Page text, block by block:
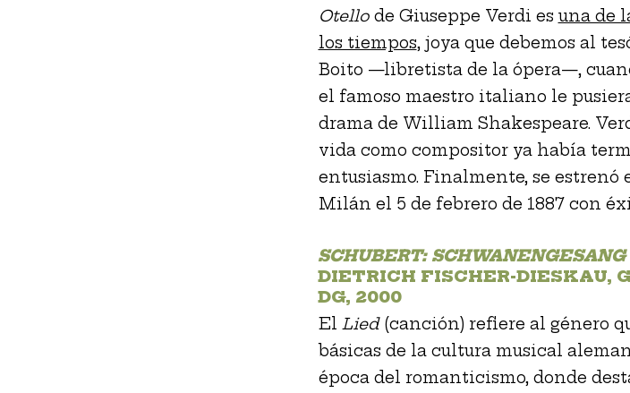
Otellode Giuseppe Verdi es una de
los tiempos, joya que debemos al
Boito —libretista de la ópera—,
el famoso maestro italiano le
drama de William Shakespeare.
vida como compositor ya había
entusiasmo. Finalmente, se estrenó
Milán el 5 de febrero de 1887 con
SCHUBERT: SCHWANENGESANG
DIETRICH FISCHER-DIESKAU,
DG, 2000
El Lied(canción) refiere al género
básicas de la cultura musical
época del romanticismo, donde